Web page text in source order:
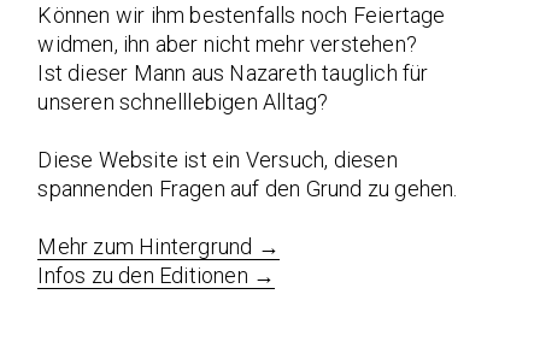
Können wir ihm bestenfalls noch Feiertage
widmen, ihn aber nicht mehr verstehen?
Ist dieser Mann aus Nazareth tauglich für
unseren schnelllebigen Alltag?
Diese Website ist ein Versuch, diesen
spannenden Fragen auf den Grund zu gehen.
Mehr zum Hintergrund →
Infos zu den Editionen →